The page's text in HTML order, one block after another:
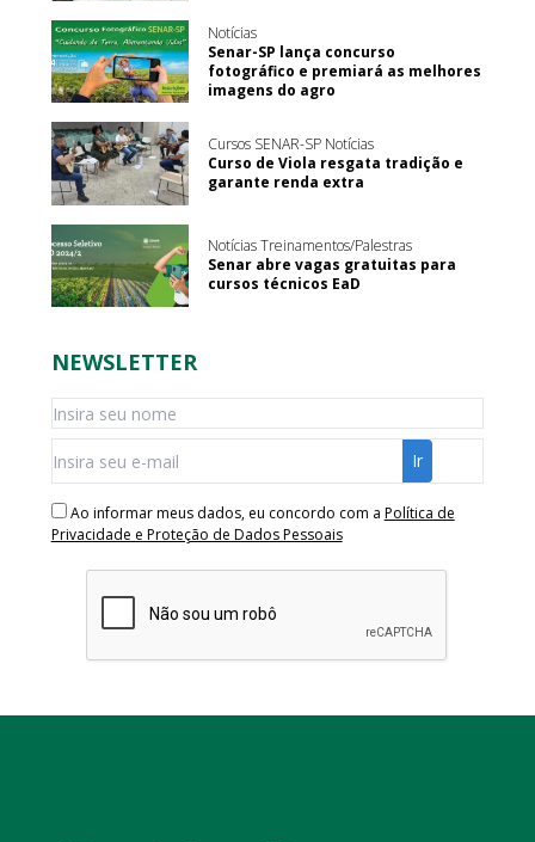
Notícias
Senar-SP lança concurso
fotográfico e premiará as melhores
imagens do agro
Cursos SENAR-SP Notícias
Curso de Viola resgata tradição e
garante renda extra
Notícias Treinamentos/Palestras
Senar abre vagas gratuitas para
cursos técnicos EaD
NEWSLETTER
Ao informar meus dados, eu concordo com a Política de
Privacidade e Proteção de Dados Pessoais